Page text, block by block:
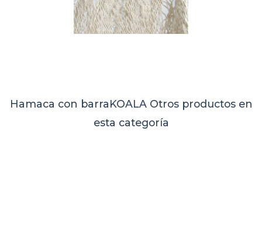
Hamaca con barraKOALA Otros productos en
esta categoría